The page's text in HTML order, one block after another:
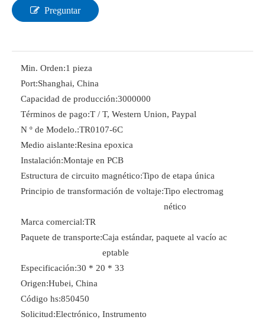
Preguntar
Min. Orden:1 pieza
Port:Shanghai, China
Capacidad de producción:3000000
Términos de pago:T / T, Western Union, Paypal
N º de Modelo.:TR0107-6C
Medio aislante:Resina epoxica
Instalación:Montaje en PCB
Estructura de circuito magnético:Tipo de etapa única
Principio de transformación de voltaje:Tipo electromag
nético
Marca comercial:TR
Paquete de transporte:Caja estándar, paquete al vacío ac
eptable
Especificación:30 * 20 * 33
Origen:Hubei, China
Código hs:850450
Solicitud:Electrónico, Instrumento